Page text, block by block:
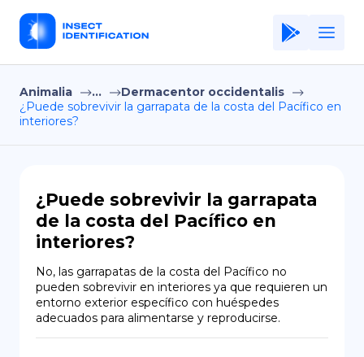
Home
Application
Privacy Policy
EN
Animalia ...
Dermacentor occidentalis
¿Puede sobrevivir la garrapata de la costa del Pacífico en
interiores?
¿Puede sobrevivir la garrapata
de la costa del Pacífico en
interiores?
No, las garrapatas de la costa del Pacífico no
pueden sobrevivir en interiores ya que requieren un
entorno exterior específico con huéspedes
adecuados para alimentarse y reproducirse.